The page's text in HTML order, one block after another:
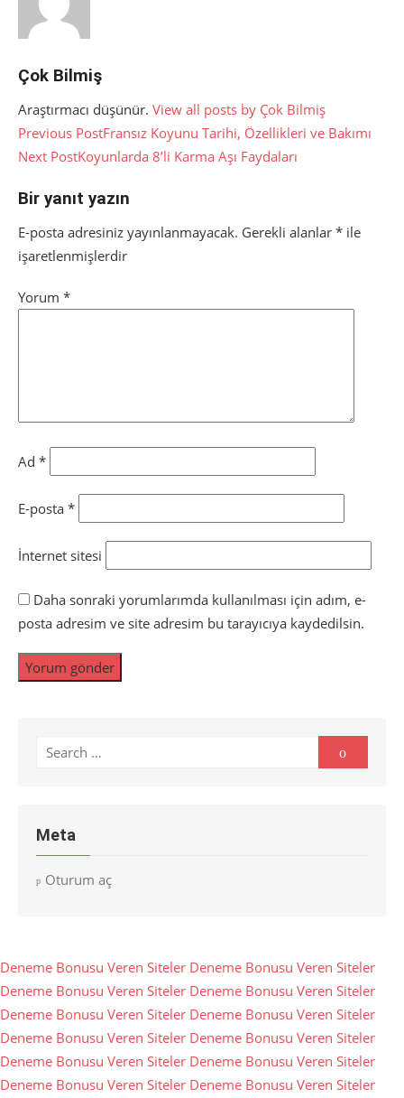
Çok Bilmiş
Araştırmacı düşünür. View all posts by Çok Bilmiş
Yazı
gezinmesi
Previous PostFransız Koyunu Tarihi, Özellikleri ve Bakımı
Next PostKoyunlarda 8’li Karma Aşı Faydaları
Bir yanıt yazın
E-posta adresiniz yayınlanmayacak. Gerekli alanlar * ile
işaretlenmişlerdir
Yorum *
Ad *
E-posta *
İnternet sitesi
Daha sonraki yorumlarımda kullanılması için adım, e-
posta adresim ve site adresim bu tarayıcıya kaydedilsin.
Search
Search
Meta
Oturum aç
Deneme Bonusu Veren Siteler Deneme Bonusu Veren Siteler
Deneme Bonusu Veren Siteler Deneme Bonusu Veren Siteler
Deneme Bonusu Veren Siteler Deneme Bonusu Veren Siteler
Deneme Bonusu Veren Siteler Deneme Bonusu Veren Siteler
Deneme Bonusu Veren Siteler Deneme Bonusu Veren Siteler
Deneme Bonusu Veren Siteler Deneme Bonusu Veren Siteler